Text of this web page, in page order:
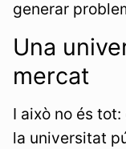
generar
Una
mercat
I això no és
la universitat